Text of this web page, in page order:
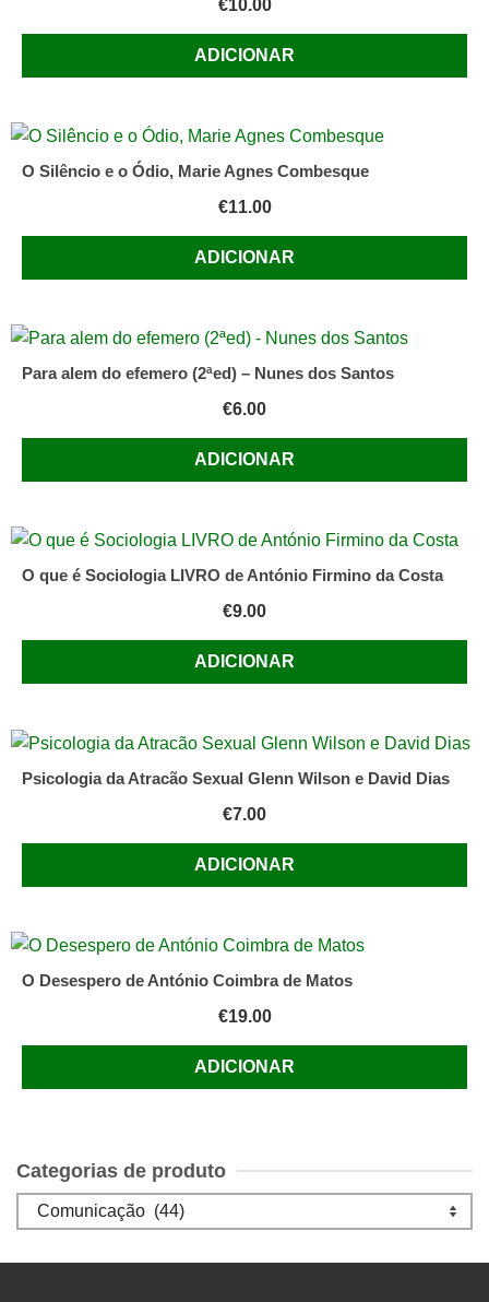
€10.00
ADICIONAR
O Silêncio e o Ódio, Marie Agnes Combesque
€11.00
ADICIONAR
Para alem do efemero (2ªed) – Nunes dos Santos
€6.00
ADICIONAR
O que é Sociologia LIVRO de António Firmino da Costa
€9.00
ADICIONAR
Psicologia da Atracão Sexual Glenn Wilson e David Dias
€7.00
ADICIONAR
O Desespero de António Coimbra de Matos
€19.00
ADICIONAR
Categorias de produto